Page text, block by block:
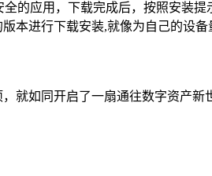
的应用，下载完成后，按照安装提
本进行下载安装,就像为自己的设备
就如同开启了一扇通往数字资产新